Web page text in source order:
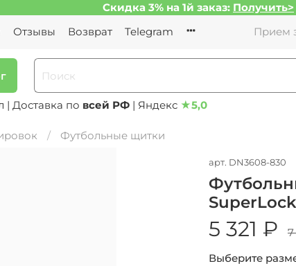
Скидка 3% на 1й заказ: Получить>
Отзывы Возврат Telegram Прием
| Доставка по всей РФ | Яндекс ★5,0
Футбольные щитки
арт. DN3608-830
5 321 ₽
Выберите